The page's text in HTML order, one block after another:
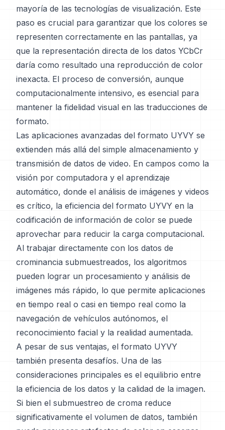
mayoría de las tecnologías de visualización. Este
paso es crucial para garantizar que los colores se
representen correctamente en las pantallas, ya
que la representación directa de los datos YCbCr
daría como resultado una reproducción de color
inexacta. El proceso de conversión, aunque
computacionalmente intensivo, es esencial para
mantener la fidelidad visual en las traducciones de
formato.
Las aplicaciones avanzadas del formato UYVY se
extienden más allá del simple almacenamiento y
transmisión de datos de video. En campos como la
visión por computadora y el aprendizaje
automático, donde el análisis de imágenes y videos
es crítico, la eficiencia del formato UYVY en la
codificación de información de color se puede
aprovechar para reducir la carga computacional.
Al trabajar directamente con los datos de
crominancia submuestreados, los algoritmos
pueden lograr un procesamiento y análisis de
imágenes más rápido, lo que permite aplicaciones
en tiempo real o casi en tiempo real como la
navegación de vehículos autónomos, el
reconocimiento facial y la realidad aumentada.
A pesar de sus ventajas, el formato UYVY
también presenta desafíos. Una de las
consideraciones principales es el equilibrio entre
la eficiencia de los datos y la calidad de la imagen.
Si bien el submuestreo de croma reduce
significativamente el volumen de datos, también